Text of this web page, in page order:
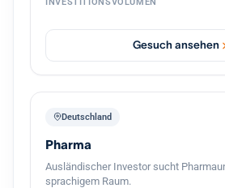
Management und mit Kontinuität für
Gesuch ansehen
Deutschland
Pharma
Ausländischer Investor sucht
sprachigem Raum.